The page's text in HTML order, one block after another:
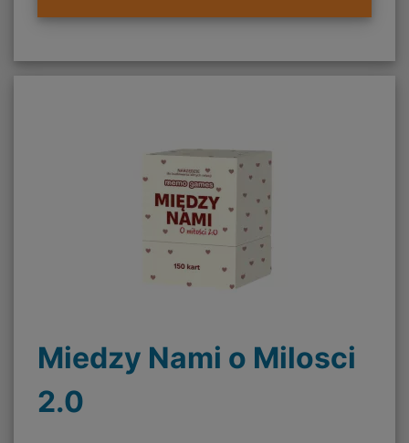
Miedzy Nami o Milosci
2.0